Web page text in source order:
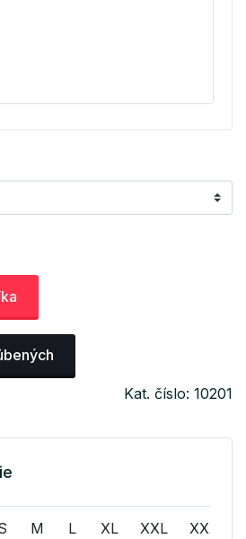
Kat. číslo: 10201
M L XL XXL XXXL